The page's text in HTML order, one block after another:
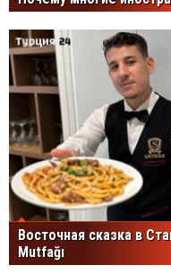
Восточная сказка в
Mutfağı